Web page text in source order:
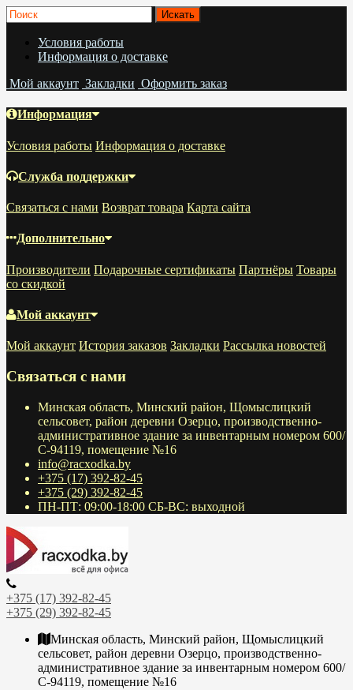
Условия работы
Информация о доставке
Мой аккаунт Закладки Оформить заказ
Информация
Условия работы Информация о доставке
Служба поддержки
Связаться с нами Возврат товара Карта сайта
Дополнительно
Производители Подарочные сертификаты Партнёры Товары
со скидкой
Мой аккаунт
Мой аккаунт История заказов Закладки Рассылка новостей
Связаться с нами
Минская область, Минский район, Щомыслицкий
сельсовет, район деревни Озерцо, производственно-
административное здание за инвентарным номером 600/
С-94119, помещение №16
info@racxodka.by
+375 (17) 392-82-45
+375 (29) 392-82-45
ПН-ПТ: 09:00-18:00 СБ-ВС: выходной
+375 (17) 392-82-45
+375 (29) 392-82-45
Минская область, Минский район, Щомыслицкий
сельсовет, район деревни Озерцо, производственно-
административное здание за инвентарным номером 600/
С-94119, помещение №16